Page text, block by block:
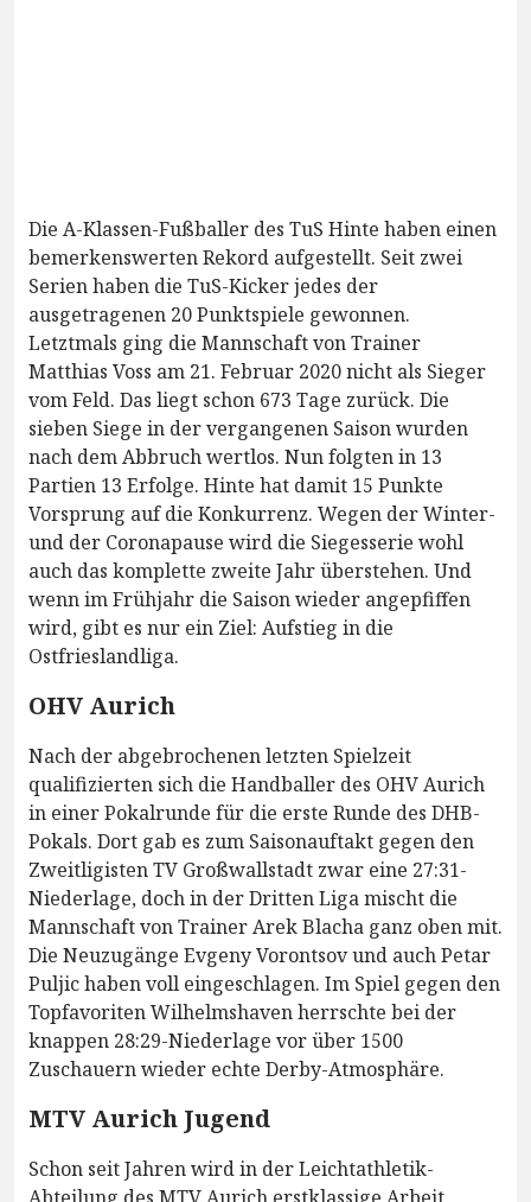
Die A-Klassen-Fußballer des TuS Hinte haben einen
bemerkenswerten Rekord aufgestellt. Seit zwei
Serien haben die TuS-Kicker jedes der
ausgetragenen 20 Punktspiele gewonnen.
Letztmals ging die Mannschaft von Trainer
Matthias Voss am 21. Februar 2020 nicht als Sieger
vom Feld. Das liegt schon 673 Tage zurück. Die
sieben Siege in der vergangenen Saison wurden
nach dem Abbruch wertlos. Nun folgten in 13
Partien 13 Erfolge. Hinte hat damit 15 Punkte
Vorsprung auf die Konkurrenz. Wegen der Winter-
und der Coronapause wird die Siegesserie wohl
auch das komplette zweite Jahr überstehen. Und
wenn im Frühjahr die Saison wieder angepfiffen
wird, gibt es nur ein Ziel: Aufstieg in die
Ostfrieslandliga.
OHV Aurich
Nach der abgebrochenen letzten Spielzeit
qualifizierten sich die Handballer des OHV Aurich
in einer Pokalrunde für die erste Runde des DHB-
Pokals. Dort gab es zum Saisonauftakt gegen den
Zweitligisten TV Großwallstadt zwar eine 27:31-
Niederlage, doch in der Dritten Liga mischt die
Mannschaft von Trainer Arek Blacha ganz oben mit.
Die Neuzugänge Evgeny Vorontsov und auch Petar
Puljic haben voll eingeschlagen. Im Spiel gegen den
Topfavoriten Wilhelmshaven herrschte bei der
knappen 28:29-Niederlage vor über 1500
Zuschauern wieder echte Derby-Atmosphäre.
MTV Aurich Jugend
Schon seit Jahren wird in der Leichtathletik-